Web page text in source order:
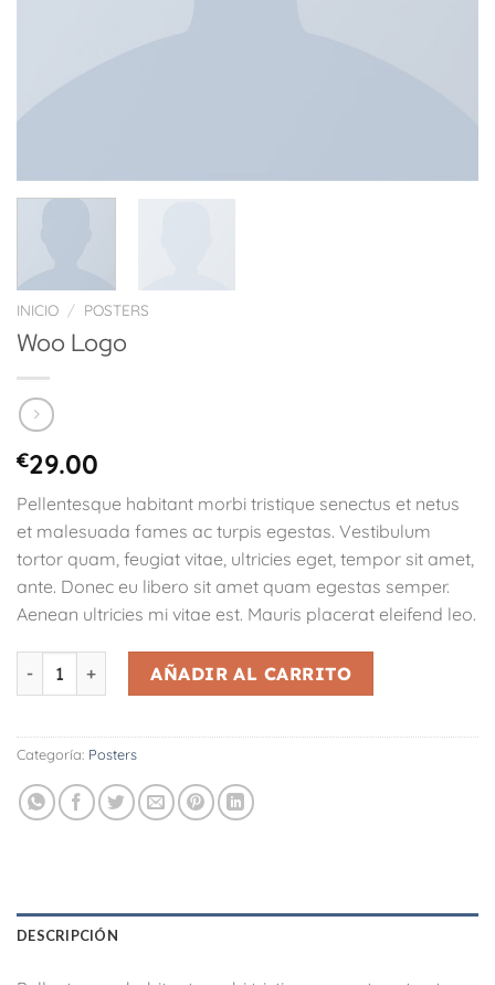
INICIO / POSTERS
Woo Logo
€29.00
Pellentesque habitant morbi tristique senectus et netus
et malesuada fames ac turpis egestas. Vestibulum
tortor quam, feugiat vitae, ultricies eget, tempor sit amet,
ante. Donec eu libero sit amet quam egestas semper.
Aenean ultricies mi vitae est. Mauris placerat eleifend leo.
Woo Logo cantidadAÑADIR AL CARRITO
Categoría: Posters
DESCRIPCIÓN